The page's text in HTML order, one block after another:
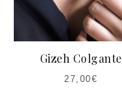
Gizeh Colgante
27,00€